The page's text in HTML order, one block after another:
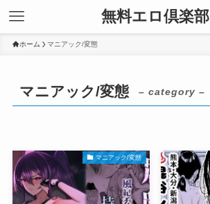
無料エロ倶楽部
ホーム マニアック/変態
マニアック/変態 – category –
マニアック/変態